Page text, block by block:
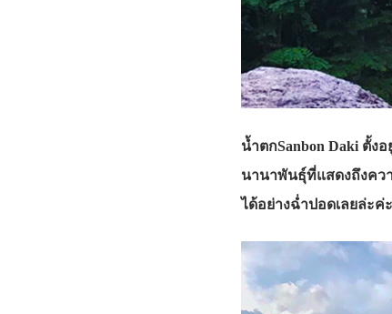
น้ำตกSanbon Daki ตั้ง
นานาพันธุ์ที่แสดงถึงคว
ได้อย่างฉ่ำปอดเลยล่ะค่ะ